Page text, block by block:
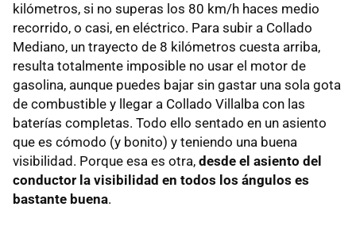
kilómetros, si no superas los 80 km/h haces medio
recorrido, o casi, en eléctrico. Para subir a Collado
Mediano, un trayecto de 8 kilómetros cuesta arriba,
resulta totalmente imposible no usar el motor de
gasolina, aunque puedes bajar sin gastar una sola gota
de combustible y llegar a Collado Villalba con las
baterías completas. Todo ello sentado en un asiento
que es cómodo (y bonito) y teniendo una buena
visibilidad. Porque esa es otra, desde el asiento del
conductor la visibilidad en todos los ángulos es
bastante buena.